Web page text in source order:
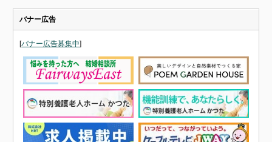
バナー広告
[バナー広告募集中]